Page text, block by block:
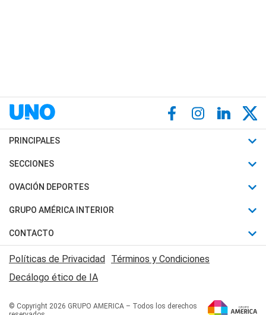
PRINCIPALES
Últimas Noticias
Política
Judiciales
Economia
SECCIONES
Horóscopo
Motores
Trucos caseros
Series y Películas
Edictos y Solicitadas
OVACIÓN DEPORTES
Fútbol
Mundial
Automovilismo
Rugby
Básquet
GRUPO AMÉRICA INTERIOR
Canal 7 en Vivo
San Juan 8
CONTACTO
Acerca de Nosotros
Contactanos
Políticas de Privacidad Términos y Condiciones
Decálogo ético de IA
© Copyright 2026 GRUPO AMERICA – Todos los derechos